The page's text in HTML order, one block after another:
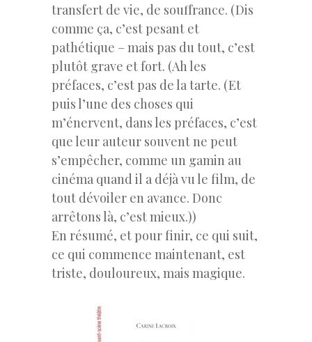
transfert de vie, de souffrance. (Dis
comme ça, c’est pesant et
pathétique – mais pas du tout, c’est
plutôt grave et fort. (Ah les
préfaces, c’est pas de la tarte. (Et
puis l’une des choses qui
m’énervent, dans les préfaces, c’est
que leur auteur souvent ne peut
s’empêcher, comme un gamin au
cinéma quand il a déjà vu le film, de
tout dévoiler en avance. Donc
arrêtons là, c’est mieux.))
En résumé, et pour finir, ce qui suit,
ce qui commence maintenant, est
triste, douloureux, mais magique.